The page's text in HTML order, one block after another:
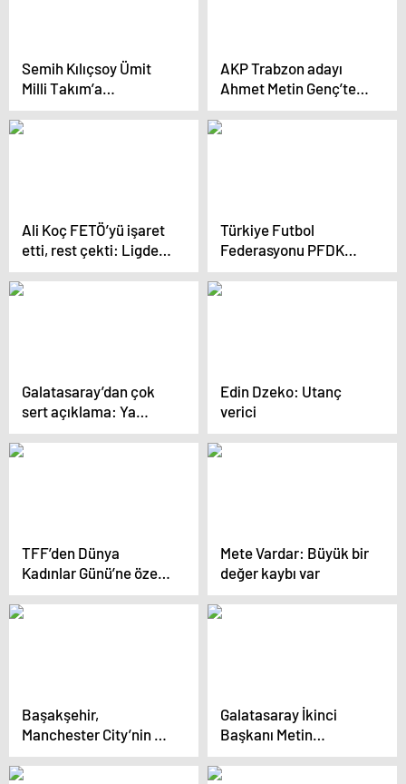
Semih Kılıçsoy Ümit
Milli Takım’a
gönderildi: Beşiktaş
tepki gösterdi:
AKP Trabzon adayı
Ahmet Metin Genç’ten,
Ali Koç’a şok sözler
Ali Koç FETÖ’yü işaret
etti, rest çekti: Ligden
çekilirsek başkanlığı
bırakmıyorum
Türkiye Futbol
Federasyonu PFDK
sevklerini açıkladı
Galatasaray’dan çok
sert açıklama: Ya
hesap verin, ya da
bırakın!
Edin Dzeko: Utanç
verici
TFF’den Dünya
Kadınlar Günü’ne özel:
Kadın futbolu strateji
planı açıklandı
Mete Vardar: Büyük bir
değer kaybı var
Başakşehir,
Manchester City’nin de
yer aldığı City Football
Group’a katıldı!
Galatasaray İkinci
Başkanı Metin
Öztürk’ten
Fenerbahçe’ye olay